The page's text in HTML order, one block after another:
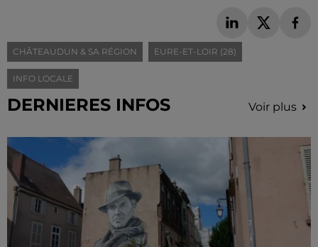
CHÂTEAUDUN & SA RÉGION EURE-ET-LOIR (28)
INFO LOCALE
DERNIERES INFOS Voir plus